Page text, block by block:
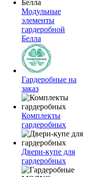
Модульные
элементы
гардеробной
Белла
Гардеробные на
заказ
Комплекты
гардеробных
Двери-купе для
гардеробных